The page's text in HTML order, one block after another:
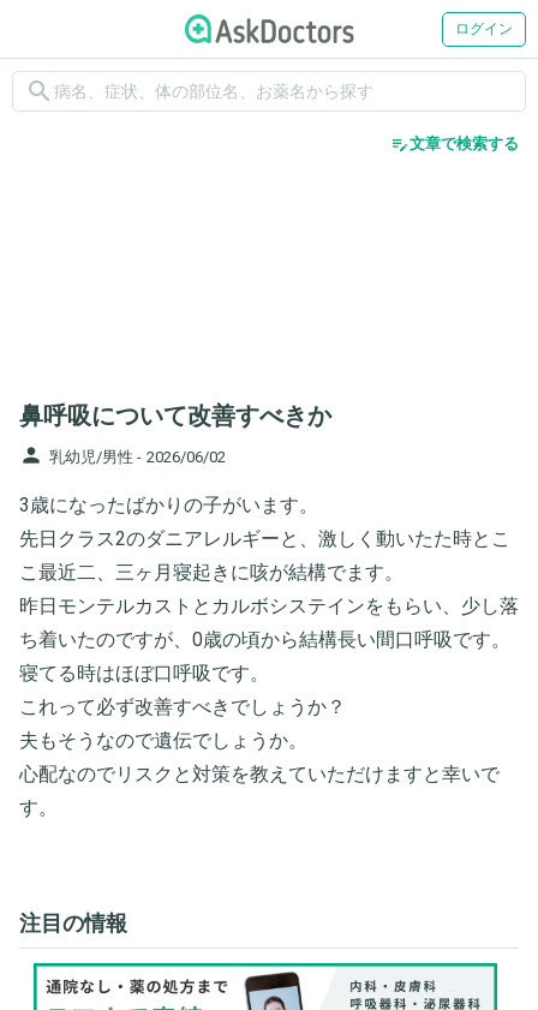
ログイン
search
edit_note文章で検索する
鼻呼吸について改善すべきか
person 乳幼児/男性 - 2026/06/02
3歳になったばかりの子がいます。
先日クラス2のダニアレルギーと、激しく動いたた時とこ
こ最近二、三ヶ月寝起きに咳が結構でます。
昨日モンテルカストとカルボシステインをもらい、少し落
ち着いたのですが、0歳の頃から結構長い間口呼吸です。
寝てる時はほぼ口呼吸です。
これって必ず改善すべきでしょうか？
夫もそうなので遺伝でしょうか。
心配なのでリスクと対策を教えていただけますと幸いで
す。
注目の情報